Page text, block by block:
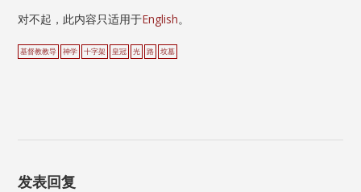
对不起，此内容只适用于English。
基督教教导 神学 十字架 皇冠 光 路 坟墓
发表回复